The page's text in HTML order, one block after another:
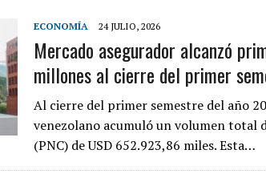
ECONOMÍA 24 JULIO, 2026
Mercado asegurador alcanzó
millones al cierre del primer
Al cierre del primer semestre del año
venezolano acumuló un volumen total
(PNC) de USD 652.923,86 miles. Esta…